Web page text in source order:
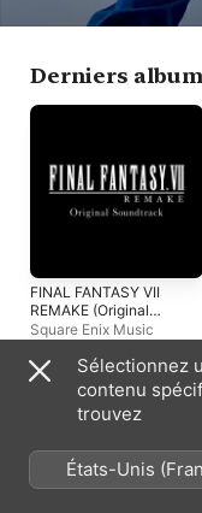
Derniers
FINAL FANTASY VII
REMAKE (Original
Soundtrack)
Square Enix Music
France (Français)
Copyright © 2026 Apple Inc.
Conditions générales des
Sélectionnez
contenu
trouvez
États-Unis
France)